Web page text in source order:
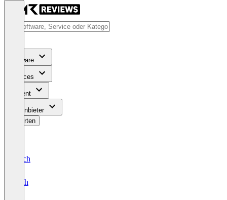
Software
Services
Content
Für Anbieter
Bewerten
Deutsch
English